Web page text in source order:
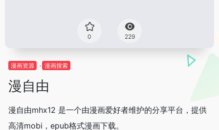
0 229
漫画资源 漫画搜索
漫自由
漫自由mhx12 是一个由漫画爱好者维护的分享平台，提供
高清mobi，epub格式漫画下载。